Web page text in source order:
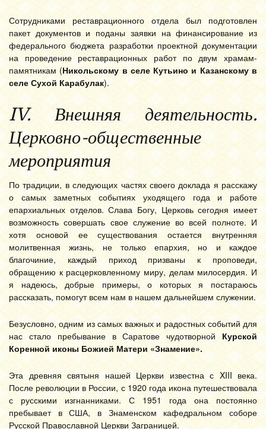
Сотрудниками реставрационного отдела был подготовлен
пакет документов и поданы заявки на финансирование из
федерального бюджета разработки проектной документации
на проведение реставрационных работ по двум храмам-
памятникам (Никольскому в селе Кутьино и Казанскому в
селе Сухой Карабулак).
IV. Внешняя деятельность.
Церковно-общественные
мероприятия
По традиции, в следующих частях своего доклада я расскажу
о самых заметных событиях уходящего года и работе
епархиальных отделов. Слава Богу, Церковь сегодня имеет
возможность совершать свое служение во всей полноте. И
хотя основой ее существования остается внутренняя
молитвенная жизнь, не только епархия, но и каждое
благочиние, каждый приход призваны к проповеди,
обращению к расцерковленному миру, делам милосердия. И
я надеюсь, добрые примеры, о которых я постараюсь
рассказать, помогут всем нам в нашем дальнейшем служении.
Безусловно, одним из самых важных и радостных событий для
нас стало пребывание в Саратове чудотворной Курской
Коренной иконы Божией Матери «Знамение».
Эта древняя святыня нашей Церкви известна с XIII века.
После революции в России, с 1920 года икона путешествовала
с русскими изгнанниками. С 1951 года она постоянно
пребывает в США, в Знаменском кафедральном соборе
Русской Православной Церкви Заграницей.